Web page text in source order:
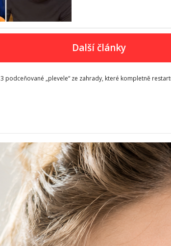
Další články
3 podceňované „plevele“ ze zahrady, které kompletně